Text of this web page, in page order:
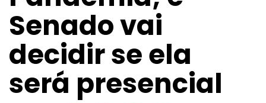
Senado vai
decidir se ela
será presencial